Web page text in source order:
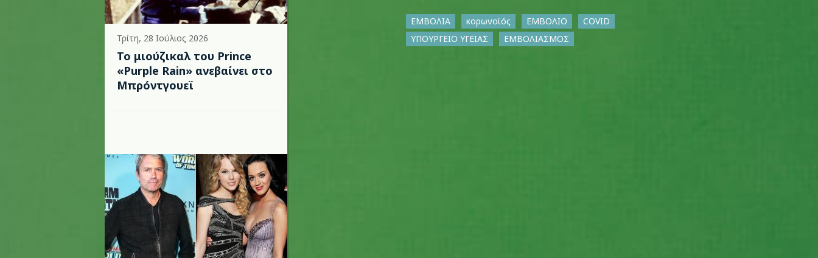
Τρίτη, 28 Ιούλιος 2026
Το μιούζικαλ του Prince
«Purple Rain» ανεβαίνει στο
Μπρόντγουεϊ
ΕΜΒΟΛΙΑ κορωνοϊός ΕΜΒΟΛΙΟ
COVID
ΥΠΟΥΡΓΕΙΟ ΥΓΕΙΑΣ
ΕΜΒΟΛΙΑΣΜΟΣ